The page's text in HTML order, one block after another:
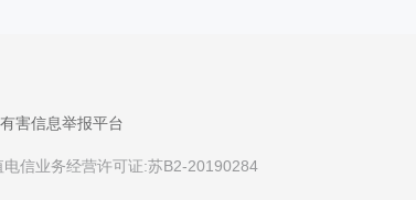
害信息举报平台
电信业务经营许可证:苏B2-20190284